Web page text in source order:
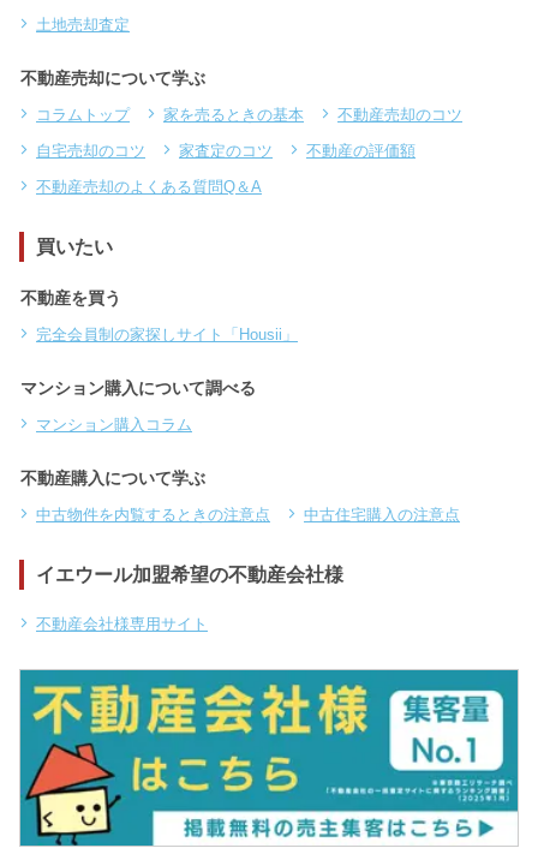
土地売却査定
不動産売却について学ぶ
コラムトップ 家を売るときの基本
不動産売却のコツ
自宅売却のコツ
家査定のコツ
不動産の評価額
不動産売却のよくある質問Q＆A
買いたい
不動産を買う
完全会員制の家探しサイト「Housii」
マンション購入について調べる
マンション購入コラム
不動産購入について学ぶ
中古物件を内覧するときの注意点 中古住宅購入の注意点
イエウール加盟希望の不動産会社様
不動産会社様専用サイト